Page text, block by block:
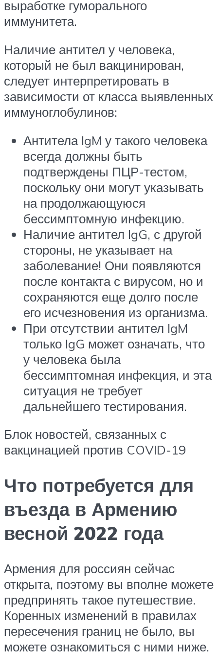
выработке гуморального
иммунитета.
Наличие антител у человека,
который не был вакцинирован,
следует интерпретировать в
зависимости от класса выявленных
иммуноглобулинов:
Антитела IgM у такого человека
всегда должны быть
подтверждены ПЦР-тестом,
поскольку они могут указывать
на продолжающуюся
бессимптомную инфекцию.
Наличие антител IgG, с другой
стороны, не указывает на
заболевание! Они появляются
после контакта с вирусом, но и
сохраняются еще долго после
его исчезновения из организма.
При отсутствии антител IgM
только IgG может означать, что
у человека была
бессимптомная инфекция, и эта
ситуация не требует
дальнейшего тестирования.
Блок новостей, связанных с
вакцинацией против COVID-19
Что потребуется для
въезда в Армению
весной 2022 года
Армения для россиян сейчас
открыта, поэтому вы вполне можете
предпринять такое путешествие.
Коренных изменений в правилах
пересечения границ не было, вы
можете ознакомиться с ними ниже.